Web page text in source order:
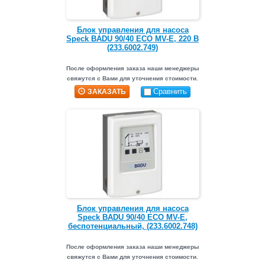
Блок управления для насоса
Speck BADU 90/40 ECO MV-E, 220 В
(233.6002.749)
После оформления заказа наши менеджеры
свяжутся с Вами для уточнения стоимости.
ЗАКАЗАТЬ Сравнить
Блок управления для насоса
Speck BADU 90/40 ECO MV-E,
беспотенциальный, (233.6002.748)
После оформления заказа наши менеджеры
свяжутся с Вами для уточнения стоимости.